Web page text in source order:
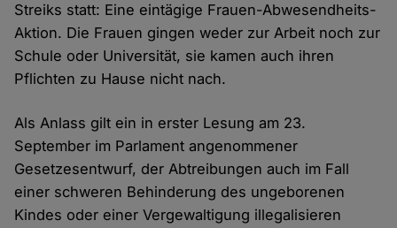
Streiks statt: Eine eintägige Frauen-Abwesendheits-
Aktion. Die Frauen gingen weder zur Arbeit noch zur
Schule oder Universität, sie kamen auch ihren
Pflichten zu Hause nicht nach.
Als Anlass gilt ein in erster Lesung am 23.
September im Parlament angenommener
Gesetzesentwurf, der Abtreibungen auch im Fall
einer schweren Behinderung des ungeborenen
Kindes oder einer Vergewaltigung illegalisieren